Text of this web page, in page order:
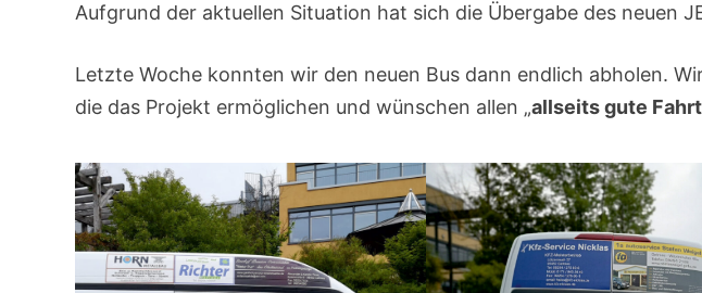
Aufgrund der aktuellen Situation hat sich die Übergabe des neuen
Letzte Woche konnten wir den neuen Bus dann endlich abholen.
die das Projekt ermöglichen und wünschen allen „allseits gute Fahrt